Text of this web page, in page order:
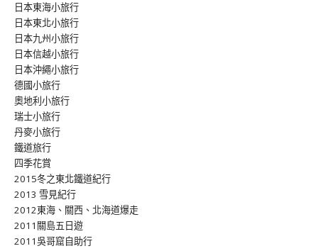
日本東海小旅行
日本東北小旅行
日本九州小旅行
日本信越小旅行
日本沖繩小旅行
德國小旅行
奧地利小旅行
瑞士小旅行
丹麥小旅行
鐵道旅行
四季花賞
2015冬之東北鐵道紀行
2013 雪見紀行
2012東海、關西、北海道爆走
2011關島五日遊
2011吳哥窟自助行